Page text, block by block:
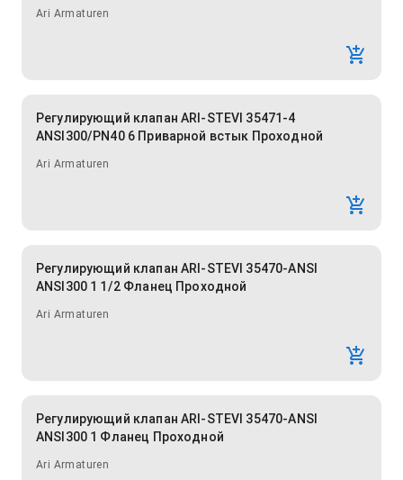
Ari Armaturen
Регулирующий клапан ARI-STEVI 35471-4
ANSI300/PN40 6 Приварной встык Проходной
Ari Armaturen
Регулирующий клапан ARI-STEVI 35470-ANSI
ANSI300 1 1/2 Фланец Проходной
Ari Armaturen
Регулирующий клапан ARI-STEVI 35470-ANSI
ANSI300 1 Фланец Проходной
Ari Armaturen